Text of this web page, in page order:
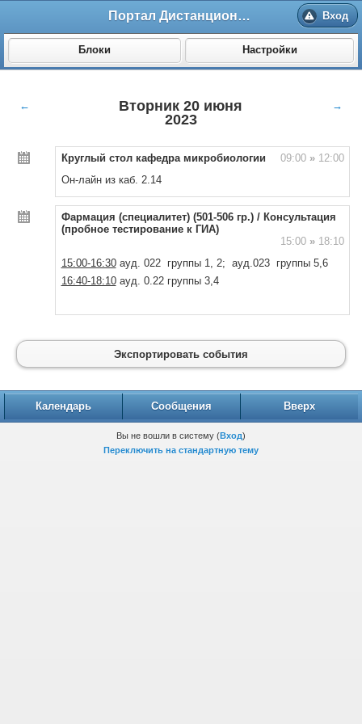
Портал Дистанционного обучения ВолгГМУ Вход
Блоки Настройки
←
Вторник 20 июня
2023
→
Круглый стол кафедра микробиологии 09:00 »12:00
Он-лайн из каб. 2.14
Фармация (специалитет) (501-506 гр.) / Консультация
(пробное тестирование к ГИА)
15:00 »18:10
15:00-16:30ауд. 022 группы 1, 2; ауд.023 группы 5,6
16:40-18:10ауд. 0.22 группы 3,4
Экспортировать события
Календарь Сообщения Вверх
Вы не вошли в систему (Вход)
Переключить на стандартную тему